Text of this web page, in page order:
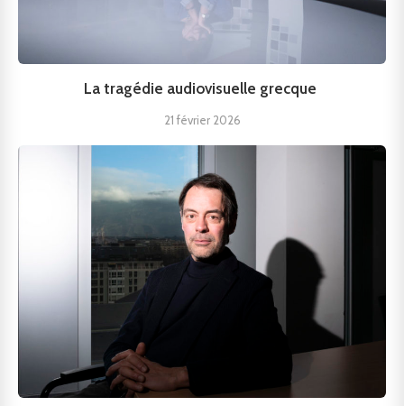
La tragédie audiovisuelle grecque
21 février 2026